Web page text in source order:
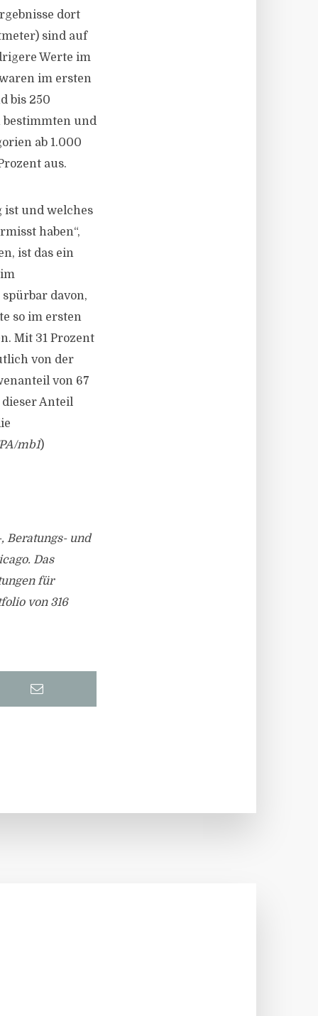
dort
sind auf
Werte im
im ersten
bis 250
bestimmten und
ab 1.000
aus.
ist und welches
haben“,
ist das ein
davon,
so im ersten
Mit 31 Prozent
von der
von 67
Anteil
mb1)
Beratungs- und
Das
für
von 316